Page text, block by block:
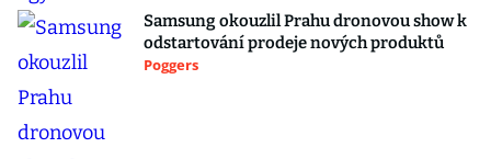
Samsung okouzlil Prahu dronovou show k
odstartování prodeje nových produktů
Poggers